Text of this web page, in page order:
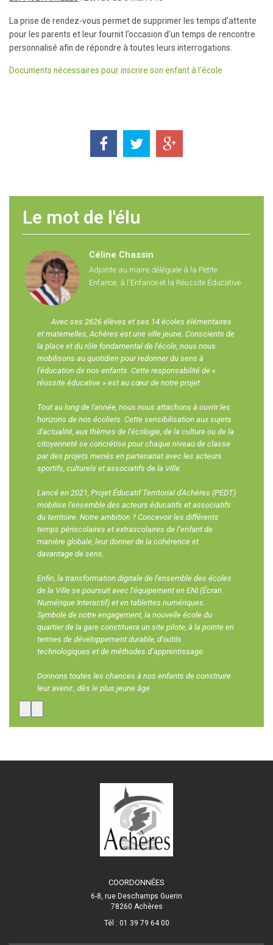
La prise de rendez-vous permet de supprimer les temps d’attente
pour les parents et leur fournit l’occasion d’un temps de rencontre
personnalisé afin de répondre à toutes leurs interrogations.
Documents nécessaires pour inscrire son enfant à l’école
Le mot de l'élu
Céline Chassin
Adjointe au maire déléguée à la Petite
Enfance, à l'Enfance et la Réussite Éducative
Avec ses 2626 élèves et ses 14 écoles élémentaires
et maternelles, Achères est une ville jeune. Conscients de
la place et du rôle fondamental de l'école, nous nous
mobilisons au quotidien pour redonner du sens à
l'éducation de nos enfants. Cette responsabilité de «
réussite éducative » est au cœur de notre projet.
Tout au long de l'année, nous nous attachons à ouvrir les
horizons de nos écoliers. Cette sensibilisation aux sujets
d'actualité, aux thèmes de l'écologie, de la culture ou de la
citoyenneté se concrétise pour chaque niveau de classe
par des projets menés en partenariat avec les acteurs
sportifs, culturels et associatifs de la Ville.
Lancé en 2021, Projet Éducatif Territorial d'Achères (PEDT)
mobilise l'ensemble des acteurs éducatifs et associatifs
du territoire. Notre ambition ? Concevoir les différents
temps périscolaires et extrascolaires de l’enfant de
manière globale, leur donner de la cohérence et
davantage de sens.
Enfin, la transformation digitale de l'ensemble des écoles
de la Ville se poursuit avec l'équipement en ENI (Écran
Numérique Interactif) et en tablettes numériques.
Symbole de notre engagement, la nouvelle école du
quartier de la gare constituera un site pilote, à la pointe en
termes de développement durable, d'outils
technologiques et de méthodes d’apprentissage.
Donnons toutes les chances à nos enfants de construire
leur avenir...dès le plus jeune âge
COORDONNÉES
6-8, rue Deschamps Guerin
78260 Achères
Tél : 01 39 79 64 00